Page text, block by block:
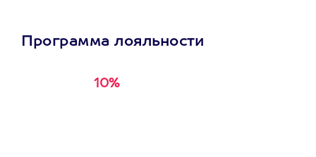
Программа лояльности
10%